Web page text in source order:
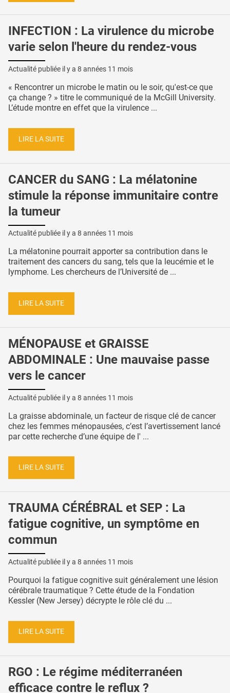
INFECTION : La virulence du microbe
varie selon l'heure du rendez-vous
Actualité publiée il y a 8 années 11 mois
« Rencontrer un microbe le matin ou le soir, qu'est-ce que
ça change ? » titre le communiqué de la McGill University.
L’étude montre en effet que la virulence ...
LIRE LA SUITE
CANCER du SANG : La mélatonine
stimule la réponse immunitaire contre
la tumeur
Actualité publiée il y a 8 années 11 mois
La mélatonine pourrait apporter sa contribution dans le
traitement des cancers du sang, tels que la leucémie et le
lymphome. Les chercheurs de l’Université de ...
LIRE LA SUITE
MÉNOPAUSE et GRAISSE
ABDOMINALE : Une mauvaise passe
vers le cancer
Actualité publiée il y a 8 années 11 mois
La graisse abdominale, un facteur de risque clé de cancer
chez les femmes ménopausées, c’est l’avertissement lancé
par cette recherche d’une équipe de l' ...
LIRE LA SUITE
TRAUMA CÉRÉBRAL et SEP : La
fatigue cognitive, un symptôme en
commun
Actualité publiée il y a 8 années 11 mois
Pourquoi la fatigue cognitive suit généralement une lésion
cérébrale traumatique ? Cette étude de la Fondation
Kessler (New Jersey) décrypte le rôle clé du ...
LIRE LA SUITE
RGO : Le régime méditerranéen
efficace contre le reflux ?